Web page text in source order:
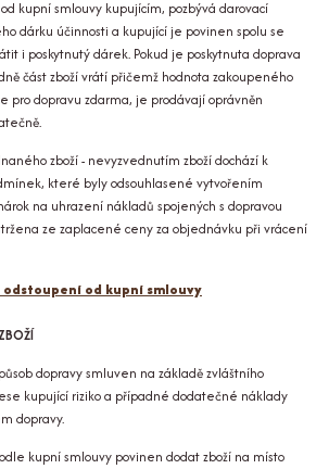
kupní smlouvy kupujícím, pozbývá darovací
dárku účinnosti a kupující je povinen spolu se
i poskytnutý dárek. Pokud je poskytnuta doprava
část zboží vrátí přičemž hodnota zakoupeného
pro dopravu zdarma, je prodávají oprávněn
zboží - nevyzvednutím zboží dochází k
které byly odsouhlasené vytvořením
na uhrazení nákladů spojených s dopravou
ze zaplacené ceny za objednávku při vrácení
od kupní smlouvy
dopravy smluven na základě zvláštního
kupující riziko a případné dodatečné náklady
dopravy.
kupní smlouvy povinen dodat zboží na místo